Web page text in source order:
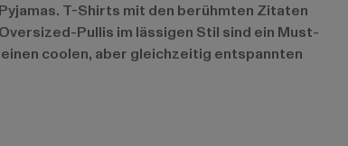
T-Shirts mit den berühmten Zitaten
Pullis im lässigen Stil sind ein Must-
coolen, aber gleichzeitig entspannten